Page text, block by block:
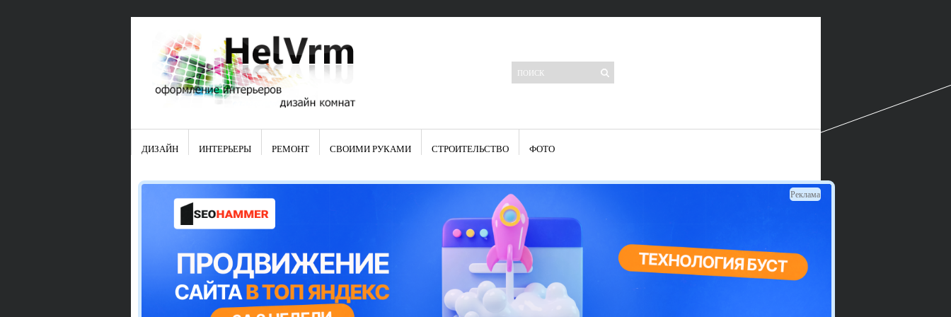
Свежие записи
Японские кухонные ножи: традиции древних самураев
Элитные кухни: стилевые особенности
Элитная посуда для кухни – гордость любой хозяйки
Шкаф-пенал для кухни по инструкции
Электропроводка на кухне: планирование и монтаж
Что представляет собой столовая группа для кухни
Школа ремонта кухни
Черно-белая кухня – дань моде или универсальный вариант дизайна
Электрические вытяжки для кухни:особенности применения
Фасады для кухни своими руками — ваша фантазия, плюс навыки
сотворят чудеса
Шьем шторы на кухню сами: пошаговая инструкция
Чем отмыть жир на кухне – советы опытных хозяек
ДИЗАЙН ИНТЕРЬЕРЫ РЕМОНТ СВОИМИ РУКАМИ СТРОИТЕЛЬСТВО ФОТО
Реклама